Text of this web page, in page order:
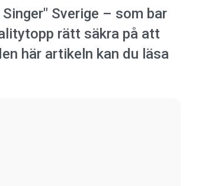
Sverige – som bar
rätt säkra på att
här artikeln kan du läsa